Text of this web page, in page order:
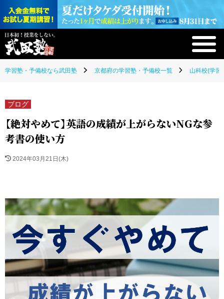
学習塾・予備校なら武田塾 京都府の学習塾・予備校一覧 山科校(学習
ブログ
【絶対やめて】英語の成績が上がらないNGな参
考書の使い方
2024年03月21日(木)